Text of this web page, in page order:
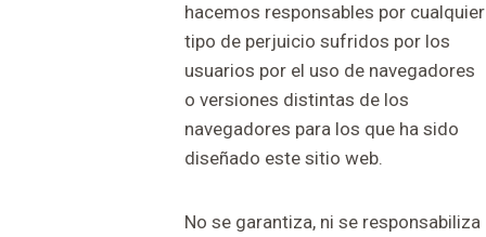
hacemos responsables por cualquier
tipo de perjuicio sufridos por los
usuarios por el uso de navegadores
o versiones distintas de los
navegadores para los que ha sido
diseñado este sitio web.
No se garantiza, ni se responsabiliza